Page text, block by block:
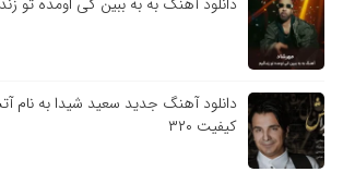
دانلود آهنگ جدید سعید شیدا به
کیفیت ۳۲۰